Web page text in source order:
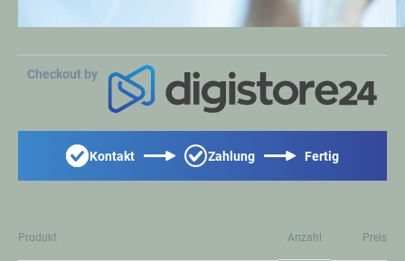
Checkout by
Kontakt Zahlung Fertig
Produkt Anzahl Preis